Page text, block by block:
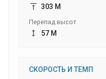
303 М
Перепад высот
57 М
СКОРОСТЬ И ТЕМП